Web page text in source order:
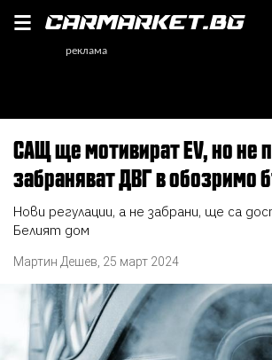
САЩ ще мотивират EV, но не планират да
забраняват ДВГ в обозримо
Нови регулации, а не забрани, ще са
Белият дом
Мартин Дешев 25 март 2024